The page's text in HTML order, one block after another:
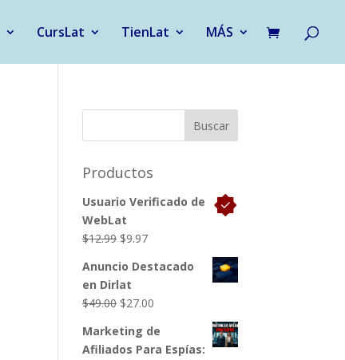
CursLat TienLat MÁS
Productos
Usuario Verificado de
WebLat
$12.99 El
original
era:
$12.99.
$9.97El
actual
$9.97.
Anuncio Destacado
en Dirlat
$49.00 El
original
$27.00
actual
Marketing de
Afiliados Para Espías: